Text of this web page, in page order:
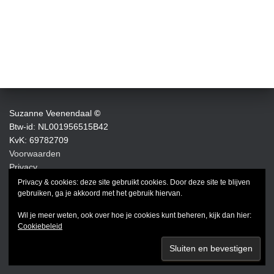
Suzanne Veenendaal ©
Btw-id: NL001956515B42
KvK: 69782709
Voorwaarden
Privacy
FACEBOOK
INSTAGRAM
LINKEDIN
ThemeIsle
Privacy & cookies: deze site gebruikt cookies. Door deze site te blijven
gebruiken, ga je akkoord met het gebruik hiervan.
Wil je meer weten, ook over hoe je cookies kunt beheren, kijk dan hier:
Cookiebeleid